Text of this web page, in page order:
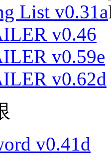
List v0.31a
v0.46
v0.59e
v0.62d
v0.41d